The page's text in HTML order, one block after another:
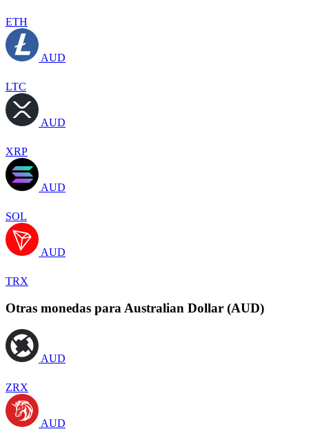
ETH
AUD
LTC
AUD
XRP
AUD
SOL
AUD
TRX
Otras monedas para Australian Dollar (AUD)
AUD
ZRX
AUD